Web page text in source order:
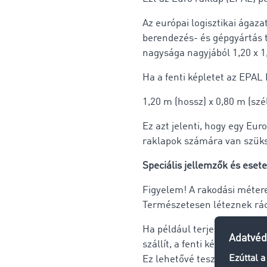
Az európai logisztikai
berendezés- és
nagysága nagyjából 1,20 x
Ha a fenti képletet az
1,20 m (hossz) x 0,80 m
Ez azt jelenti, hogy egy
raklapok számára van
Speciális jellemzők és
Figyelem! A rakodási
Természetesen léteznek
Ha például terjedelmes
szállít, a fenti képlet nem
Ez lehetővé teszi a precíz